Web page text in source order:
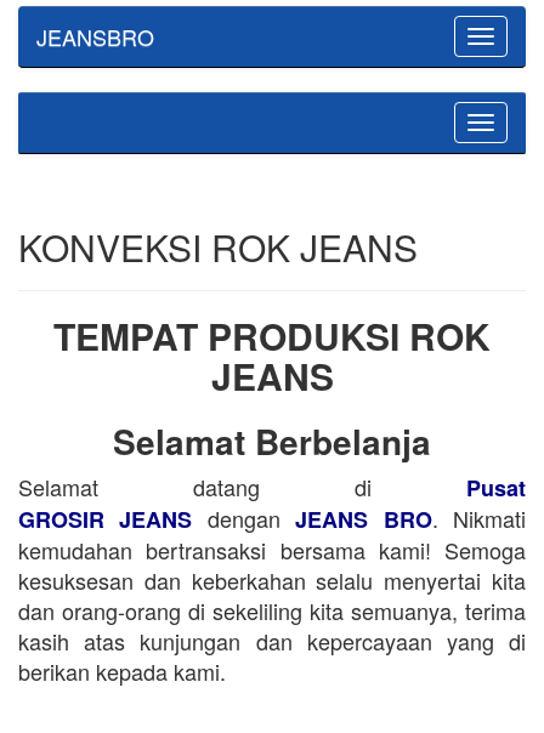
Toggle
JEANSBRO
Toggle
KONVEKSI ROK JEANS
TEMPAT PRODUKSI ROK
JEANS
Selamat Berbelanja
Selamat datang di Pusat
GROSIR JEANS denganJEANS BRO. Nikmati
kemudahan bertransaksi bersama kami! Semoga
kesuksesan dan keberkahan selalu menyertai kita
dan orang-orang di sekeliling kita semuanya, terima
kasih atas kunjungan dan kepercayaan yang di
berikan kepada kami.